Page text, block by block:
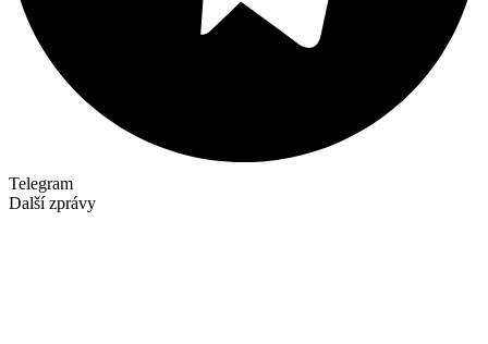
Telegram
Další zprávy